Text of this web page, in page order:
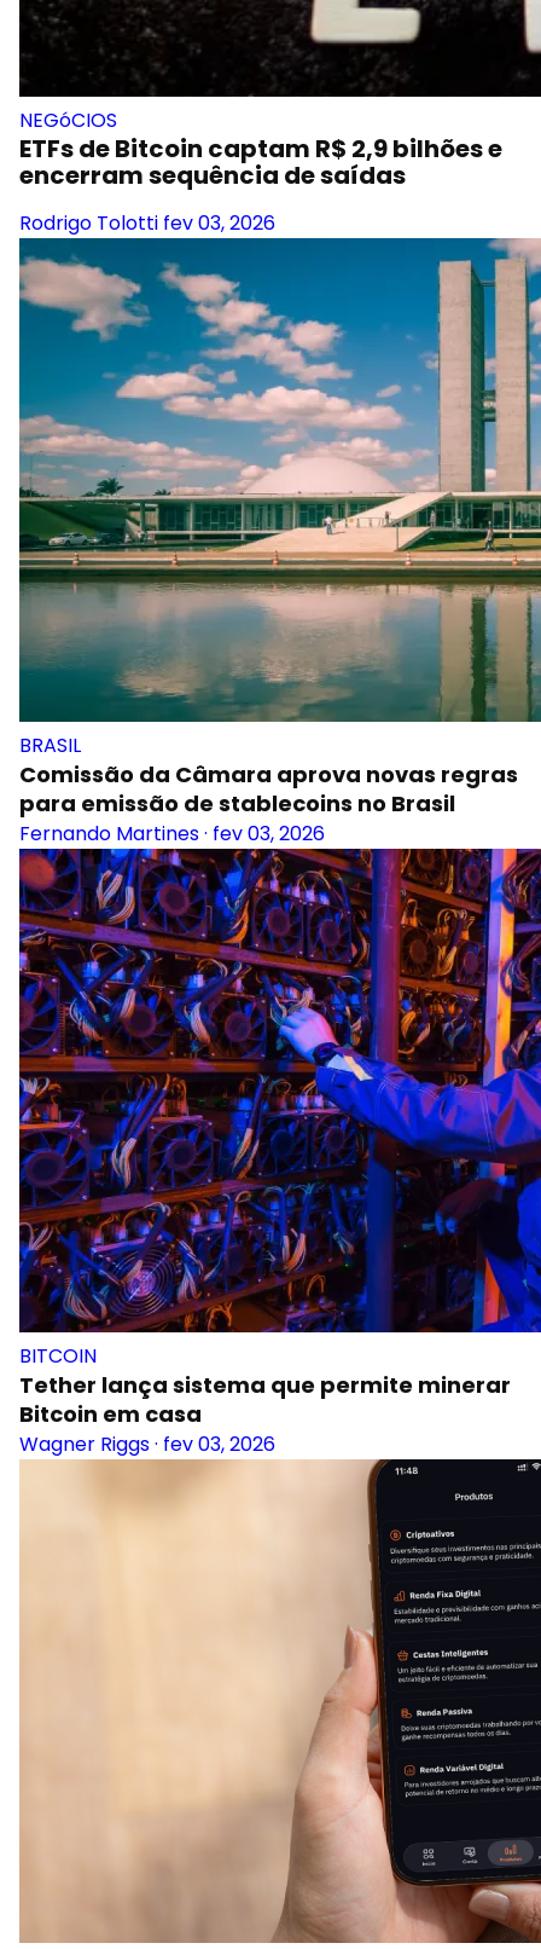
NEGóCIOS
ETFs de Bitcoin captam R$ 2,9 bilhões e
encerram sequência de saídas
Rodrigo Tolotti fev 03, 2026
BRASIL
Comissão da Câmara aprova novas regras
para emissão de stablecoins no Brasil
Fernando Martines· fev 03, 2026
BITCOIN
Tether lança sistema que permite minerar
Bitcoin em casa
Wagner Riggs· fev 03, 2026